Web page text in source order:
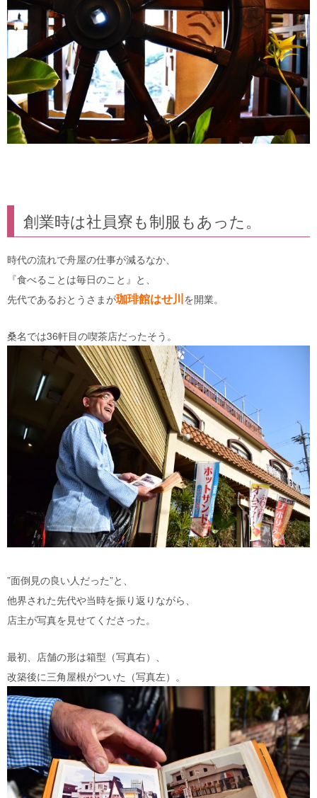
創業時は社員寮も制服もあった。
時代の流れで舟屋の仕事が減るなか、
『食べることは毎日のこと』と、
先代であるおとうさまが珈琲館はせ川を開業。
桑名では36軒目の喫茶店だったそう。
”面倒見の良い人だった”と、
他界された先代や当時を振り返りながら、
店主が写真を見せてくださった。
最初、店舗の形は箱型（写真右）、
改築後に三角屋根がついた（写真左）。